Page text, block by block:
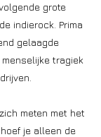
grote
indierock. Prima
gelaagde
tragiek
meten met het
je alleen de